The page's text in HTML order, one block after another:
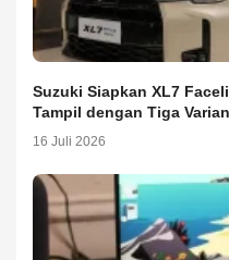
Suzuki Siapkan XL7
Tampil dengan Tiga
16 Juli 2026